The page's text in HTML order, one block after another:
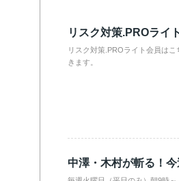
リスク対策.PROライ
リスク対策.PROライト会員は
きます。
中澤・木村が斬る！